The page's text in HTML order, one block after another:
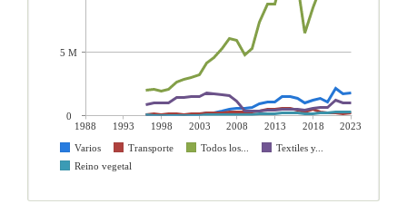
1988 1993 1998 2003 2008 2013 2018
2023
Varios
Transporte Todos los...
Textiles y...
Reino vegetal
5 M
0